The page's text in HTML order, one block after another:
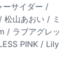
サイダー /
山あおい / ミ
/ ラブアグレッ
PINK / Lily